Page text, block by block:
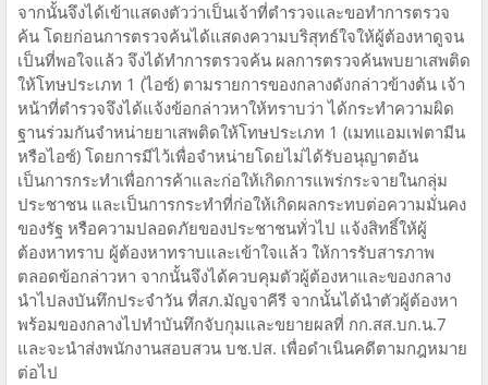
จากนั้นจึงได้เข้าแสดงตัวว่าเป็นเจ้าที่ตำรวจและขอทำการตรวจ
ค้น โดยก่อนการตรวจค้นได้แสดงความบริสุทธ์ใจให้ผู้ต้องหาดูจน
เป็นที่พอใจแล้ว จึงได้ทำการตรวจค้น ผลการตรวจค้นพบยาเสพติด
ให้โทษประเภท 1 (ไอซ์) ตามรายการของกลางดังกล่าวข้างต้น เจ้า
หน้าที่ตำรวจจึงได้แจ้งข้อกล่าวหาให้ทราบว่า ได้กระทำความผิด
ฐานร่วมกันจำหน่ายยาเสพติดให้โทษประเภท 1 (เมทแอมเฟตามีน
หรือไอซ์) โดยการมีไว้เพื่อจำหน่ายโดยไม่ได้รับอนุญาตอัน
เป็นการกระทำเพื่อการค้าและก่อให้เกิดการแพร่กระจายในกลุ่ม
ประชาชน และเป็นการกระทำที่ก่อให้เกิดผลกระทบต่อความมั่นคง
ของรัฐ หรือความปลอดภัยของประชาชนทั่วไป แจ้งสิทธิ์ให้ผู้
ต้องหาทราบ ผู้ต้องหาทราบและเข้าใจแล้ว ให้การรับสารภาพ
ตลอดข้อกล่าวหา จากนั้นจึงได้ควบคุมตัวผู้ต้องหาและของกลาง
นำไปลงบันทึกประจำวัน ที่สภ.มัญจาคีรี จากนั้นได้นำตัวผู้ต้องหา
พร้อมของกลางไปทำบันทึกจับกุมและขยายผลที่ กก.สส.บก.น.7
และจะนำส่งพนักงานสอบสวน บช.ปส. เพื่อดำเนินคดีตามกฎหมาย
ต่อไป